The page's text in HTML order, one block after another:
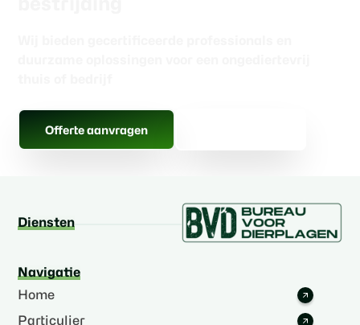
Offerte aanvragen
Diensten
Navigatie
Home
Particulier